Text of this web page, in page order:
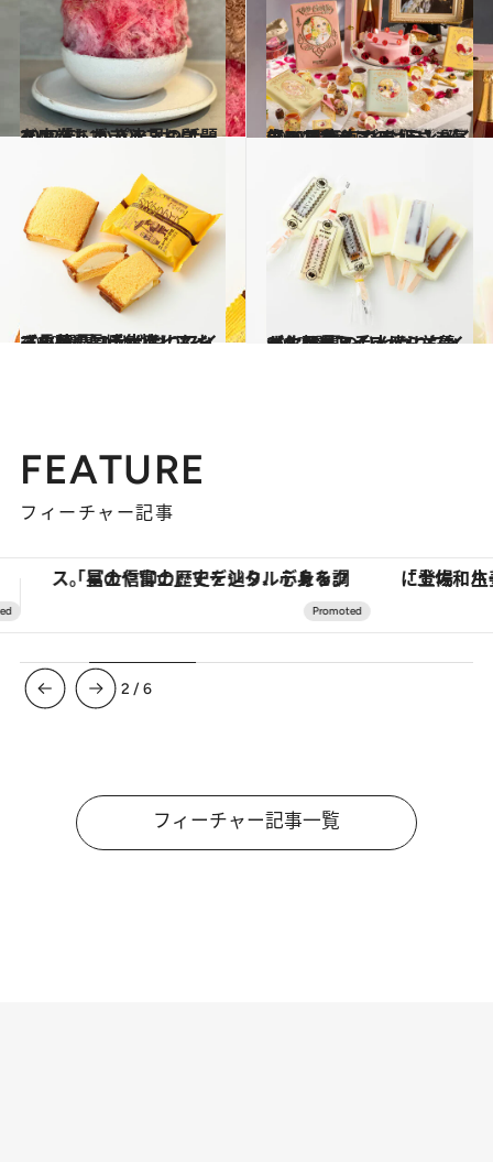
2022.8.11
2022年、かき氷界の話題を席巻した パティシエールの「あずきとこおり」
グルメ 2022.8.10
【ベルサイユのばら】誕生50周年！ グランド ハイアット 東京で お姫さま気分のアフタヌーンティー
旅＆お出かけ
2022.8.2
【長崎県】手土産にもおすすめ 夏のひんやりスイーツ3選 長崎名物とアイスの夢のコラボ
グルメ 2022.8.2
【佐賀県】手土産にもおすすめ 夏のひんやりスイーツ3選 アイスから羊羹がお目見え
グルメ
FEATURE
フィーチャー記事
「土佐和ハーブかき氷」がOMO7高知に登場！生姜、山椒、大葉など目にも舌にも涼を呼ぶ郷土の味 【夏限定ディナーコース】旬を
3 /6
フィーチャー記事一覧